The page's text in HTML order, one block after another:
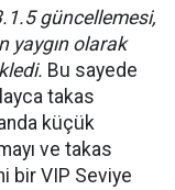
güncellemesi,
yaygın olarak
Bu sayede
takas
küçük
ve takas
bir VIP Seviye